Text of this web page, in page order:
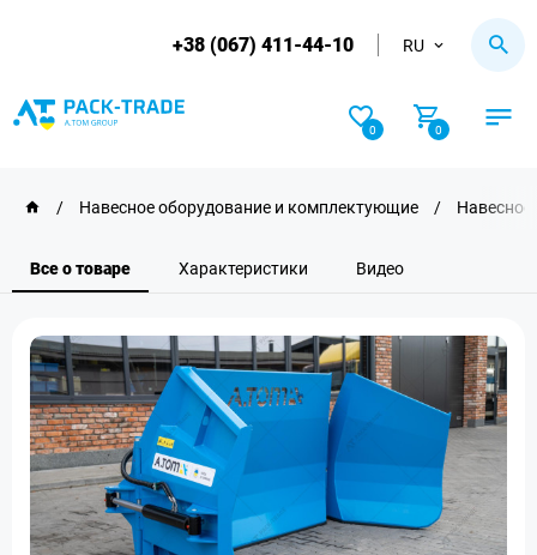
+38 (067) 411-44-10 RU
0 0
/ Навесное оборудование и комплектующие / Навесное
Все о товаре Характеристики Видео